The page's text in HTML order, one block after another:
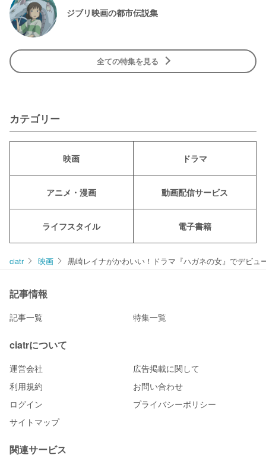
ジブリ映画の都市伝説集
全ての特集を見る
カテゴリー
映画 ドラマ
アニメ・漫画 動画配信サービス
ライフスタイル 電子書籍
ciatr 映画 黒崎レイナがかわいい！ドラマ『ハガネの女』でデビュ
記事情報
記事一覧 特集一覧
ciatrについて
運営会社
広告掲載に関して
利用規約
お問い合わせ
ログイン
プライバシーポリシー
サイトマップ
関連サービス